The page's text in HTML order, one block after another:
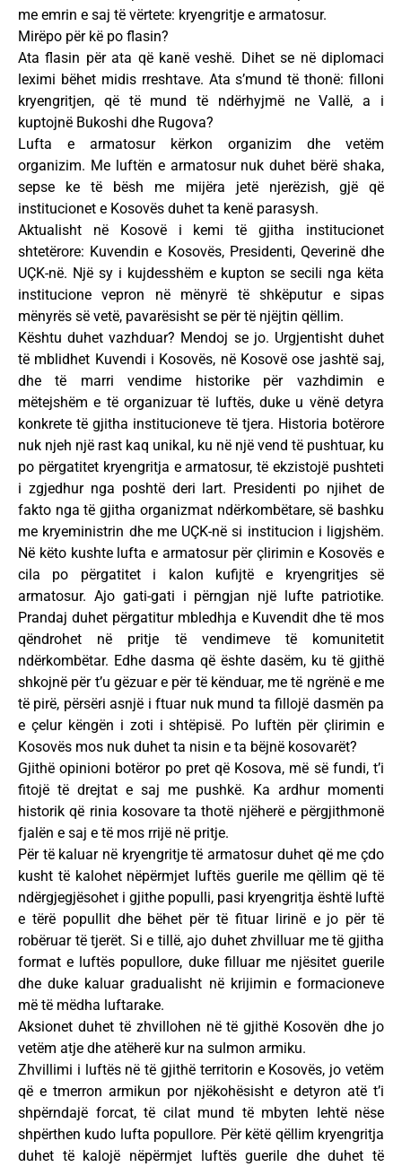
me emrin e saj të vërtete: kryengritje e armatosur.
Mirëpo për kë po flasin?
Ata flasin për ata që kanë veshë. Dihet se në diplomaci
leximi bëhet midis rreshtave. Ata s’mund të thonë: filloni
kryengritjen, që të mund të ndërhyjmë ne Vallë, a i
kuptojnë Bukoshi dhe Rugova?
Lufta e armatosur kërkon organizim dhe vetëm
organizim. Me luftën e armatosur nuk duhet bërë shaka,
sepse ke të bësh me mijëra jetë njerëzish, gjë që
institucionet e Kosovës duhet ta kenë parasysh.
Aktualisht në Kosovë i kemi të gjitha institucionet
shtetërore: Kuvendin e Kosovës, Presidenti, Qeverinë dhe
UÇK-në. Një sy i kujdesshëm e kupton se secili nga këta
institucione vepron në mënyrë të shkëputur e sipas
mënyrës së vetë, pavarësisht se për të njëjtin qëllim.
Kështu duhet vazhduar? Mendoj se jo. Urgjentisht duhet
të mblidhet Kuvendi i Kosovës, në Kosovë ose jashtë saj,
dhe të marri vendime historike për vazhdimin e
mëtejshëm e të organizuar të luftës, duke u vënë detyra
konkrete të gjitha institucioneve të tjera. Historia botërore
nuk njeh një rast kaq unikal, ku në një vend të pushtuar, ku
po përgatitet kryengritja e armatosur, të ekzistojë pushteti
i zgjedhur nga poshtë deri lart. Presidenti po njihet de
fakto nga të gjitha organizmat ndërkombëtare, së bashku
me kryeministrin dhe me UÇK-në si institucion i ligjshëm.
Në këto kushte lufta e armatosur për çlirimin e Kosovës e
cila po përgatitet i kalon kufijtë e kryengritjes së
armatosur. Ajo gati-gati i përngjan një lufte patriotike.
Prandaj duhet përgatitur mbledhja e Kuvendit dhe të mos
qëndrohet në pritje të vendimeve të komunitetit
ndërkombëtar. Edhe dasma që ështe dasëm, ku të gjithë
shkojnë për t’u gëzuar e për të kënduar, me të ngrënë e me
të pirë, përsëri asnjë i ftuar nuk mund ta fillojë dasmën pa
e çelur këngën i zoti i shtëpisë. Po luftën për çlirimin e
Kosovës mos nuk duhet ta nisin e ta bëjnë kosovarët?
Gjithë opinioni botëror po pret që Kosova, më së fundi, t’i
fitojë të drejtat e saj me pushkë. Ka ardhur momenti
historik që rinia kosovare ta thotë njëherë e përgjithmonë
fjalën e saj e të mos rrijë në pritje.
Për të kaluar në kryengritje të armatosur duhet që me çdo
kusht të kalohet nëpërmjet luftës guerile me qëllim që të
ndërgjegjësohet i gjithe populli, pasi kryengritja është luftë
e tërë popullit dhe bëhet për të fituar lirinë e jo për të
robëruar të tjerët. Si e tillë, ajo duhet zhvilluar me të gjitha
format e luftës popullore, duke filluar me njësitet guerile
dhe duke kaluar gradualisht në krijimin e formacioneve
më të mëdha luftarake.
Aksionet duhet të zhvillohen në të gjithë Kosovën dhe jo
vetëm atje dhe atëherë kur na sulmon armiku.
Zhvillimi i luftës në të gjithë territorin e Kosovës, jo vetëm
që e tmerron armikun por njëkohësisht e detyron atë t’i
shpërndajë forcat, të cilat mund të mbyten lehtë nëse
shpërthen kudo lufta popullore. Për këtë qëllim kryengritja
duhet të kalojë nëpërmjet luftës guerile dhe duhet të